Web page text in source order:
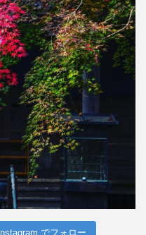
Instagram でフォロー